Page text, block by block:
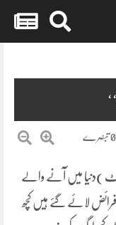
پوسٹ )دنیا میں آنے والے
لائے گئے ہیں کچھ